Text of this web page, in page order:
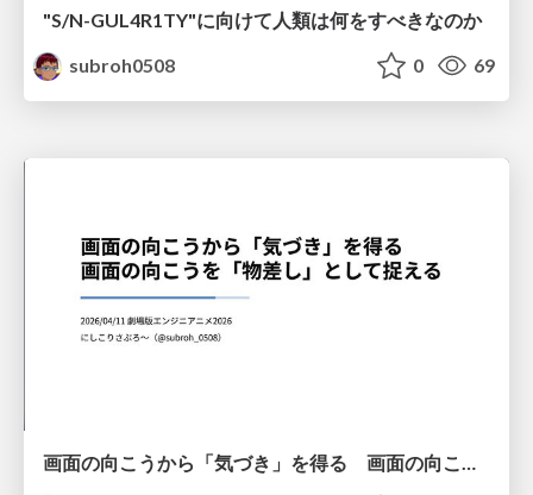
"S/N-GUL4R1TY"に向けて人類は何をすべきなのか
subroh0508
0 69
画面の向こうから「気づき」を得る 画面の向こうを「物差し」として捉える